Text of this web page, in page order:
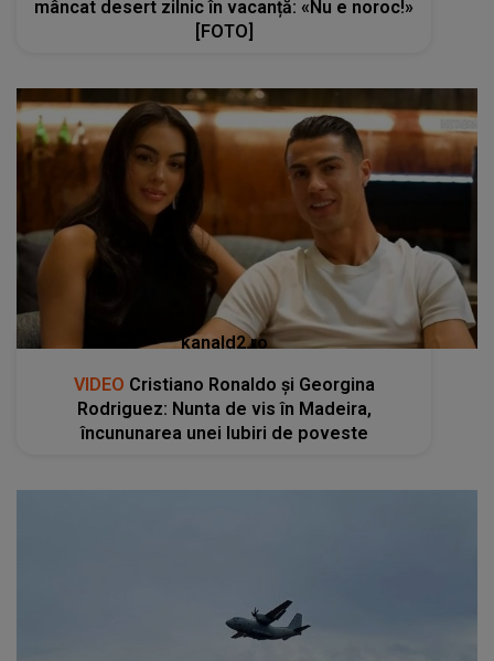
mâncat desert zilnic în vacanță: «Nu e noroc!»
[FOTO]
kanald2.ro
VIDEO Cristiano Ronaldo și Georgina
Rodriguez: Nunta de vis în Madeira,
încununarea unei Iubiri de poveste